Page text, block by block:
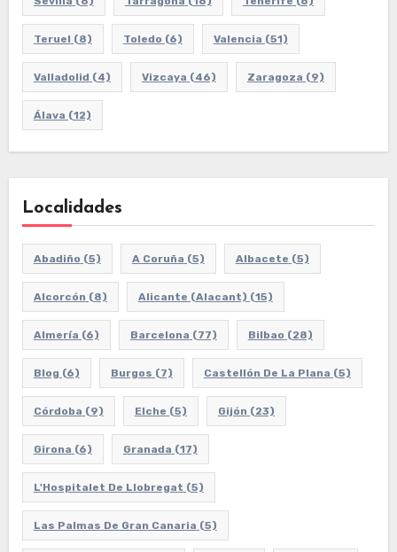
Teruel (8) Toledo (6) Valencia (51)
Valladolid (4) Vizcaya (46) Zaragoza (9)
Álava (12)
Localidades
Abadiño (5) A Coruña (5) Albacete (5)
Alcorcón (8) Alicante (Alacant) (15)
Almería (6) Barcelona (77) Bilbao (28)
Blog (6) Burgos (7) Castellón De La Plana (5)
Córdoba (9) Elche (5) Gijón (23)
Girona (6) Granada (17)
L'Hospitalet De Llobregat (5)
Las Palmas De Gran Canaria (5)